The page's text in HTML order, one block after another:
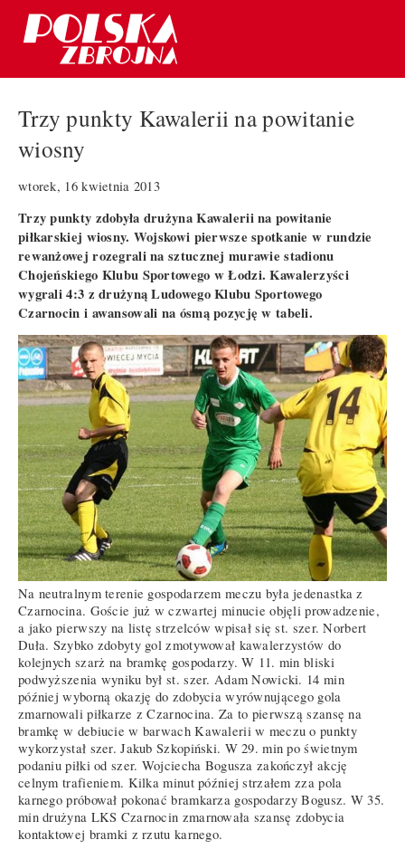
Trzy punkty Kawalerii na powitanie
wiosny
wtorek, 16 kwietnia 2013
Trzy punkty zdobyła drużyna Kawalerii na powitanie
piłkarskiej wiosny. Wojskowi pierwsze spotkanie w rundzie
rewanżowej rozegrali na sztucznej murawie stadionu
Chojeńskiego Klubu Sportowego w Łodzi. Kawalerzyści
wygrali 4:3 z drużyną Ludowego Klubu Sportowego
Czarnocin i awansowali na ósmą pozycję w tabeli.
Na neutralnym terenie gospodarzem meczu była jedenastka z
Czarnocina. Goście już w czwartej minucie objęli prowadzenie,
a jako pierwszy na listę strzelców wpisał się st. szer. Norbert
Duła. Szybko zdobyty gol zmotywował kawalerzystów do
kolejnych szarż na bramkę gospodarzy. W 11. min bliski
podwyższenia wyniku był st. szer. Adam Nowicki. 14 min
później wyborną okazję do zdobycia wyrównującego gola
zmarnowali piłkarze z Czarnocina. Za to pierwszą szansę na
bramkę w debiucie w barwach Kawalerii w meczu o punkty
wykorzystał szer. Jakub Szkopiński. W 29. min po świetnym
podaniu piłki od szer. Wojciecha Bogusza zakończył akcję
celnym trafieniem. Kilka minut później strzałem zza pola
karnego próbował pokonać bramkarza gospodarzy Bogusz. W 35.
min drużyna LKS Czarnocin zmarnowała szansę zdobycia
kontaktowej bramki z rzutu karnego.